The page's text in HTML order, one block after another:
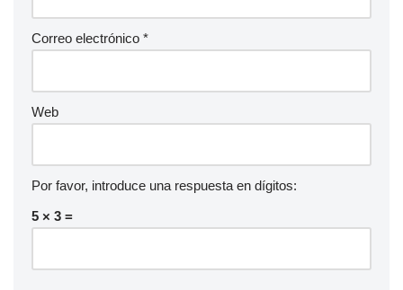
Correo electrónico *
Web
Por favor, introduce una respuesta en dígitos:
5 × 3 =